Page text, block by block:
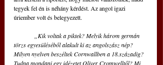
tegyek fel én is néhány kérdést. Az angol igazi
úriember volt és belegyezett.
„Kik voltak a piktek? Melyik három germán
törzs egyesüléséből alakult ki az angolszász nép?
Milyen nyelven beszéltek Cornwallben a 18.századig?
Tudna mondani egy idézetet Oliver Cromwelltől? Mi